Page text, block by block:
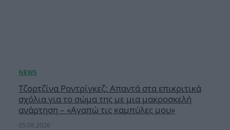
Τζορτζίνα Ροντρίγκεζ: Απαντά στα επικριτικά
σχόλια για το σώμα της με μια μακροσκελή
ανάρτηση – «Αγαπώ τις καμπύλες μου»
05.08.2026